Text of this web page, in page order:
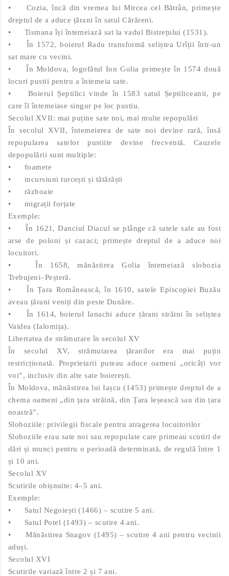
•
Cozia, încă din vremea lui Mircea cel Bătrân, primește
dreptul de a aduce țărani în satul Cărăreni.
•
Tismana își întemeiază sat la vadul Bistrețului (1531).
•
În 1572, boierul Radu transformă seliștea Urîții într-un
sat mare cu vecini.
•
În Moldova, logofătul Ion Golia primește în 1574 două
locuri pustii pentru a întemeia sate.
•
Boierul Șeptilici vinde în 1583 satul Șeptiliceanii, pe
care îl întemeiase singur pe loc pustiu.
Secolul XVII: mai puține sate noi, mai multe repopulări
În secolul XVII, întemeierea de sate noi devine rară, însă
repopularea satelor pustiite devine frecventă. Cauzele
depopulării sunt multiple:
•
foamete
•
incursiuni turcești și tătărăști
•
războaie
•
migrații forțate
Exemple:
•
În 1621, Danciul Diacul se plânge că satele sale au fost
arse de poloni și cazaci; primește dreptul de a aduce noi
locuitori.
•
În 1658, mănăstirea Golia întemeiază slobozia
Trebujeni–Peșteră.
•
În Țara Românească, în 1610, satele Episcopiei Buzău
aveau țărani veniți din peste Dunăre.
•
În 1614, boierul Ianachi aduce țărani străini în seliștea
Vaidea (Ialomița).
Libertatea de strămutare în secolul XV
În secolul XV, strămutarea țăranilor era mai puțin
restricționată. Proprietarii puteau aduce oameni „oricâți vor
voi”, inclusiv din alte sate boierești.
În Moldova, mănăstirea lui Iașcu (1453) primește dreptul de a
chema oameni „din țara străină, din Țara leșească sau din țara
noastră”.
Sloboziile: privilegii fiscale pentru atragerea locuitorilor
Sloboziile erau sate noi sau repopulate care primeau scutiri de
dări și munci pentru o perioadă determinată, de regulă între 1
și 10 ani.
Secolul XV
Scutirile obișnuite: 4–5 ani.
Exemple:
•
Satul Negoiești (1466) – scutire 5 ani.
•
Satul Potel (1493) – scutire 4 ani.
•
Mănăstirea Snagov (1495) – scutire 4 ani pentru vecinii
aduși.
Secolul XVI
Scutirile variază între 2 și 7 ani.